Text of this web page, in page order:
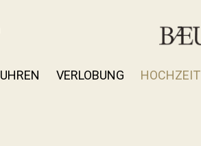
UHREN VERLOBUNG HOCHZEIT